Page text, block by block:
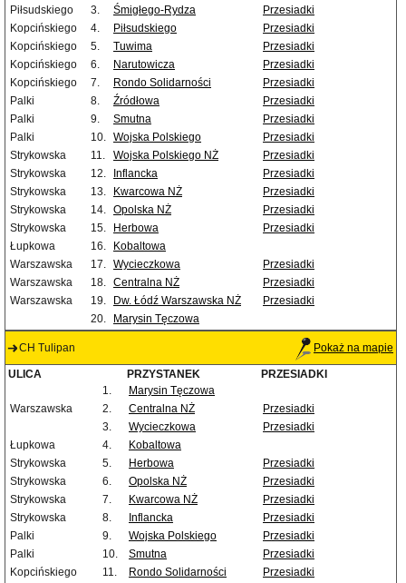
Piłsudskiego
3. Śmigłego-Rydza
Przesiadki
Kopcińskiego
4. Piłsudskiego
Przesiadki
Kopcińskiego
5. Tuwima
Przesiadki
Kopcińskiego
6. Narutowicza
Przesiadki
Kopcińskiego
7. Rondo Solidarności
Przesiadki
Palki
8. Źródłowa
Przesiadki
Palki
9. Smutna
Przesiadki
Palki
10. Wojska Polskiego
Przesiadki
Strykowska
11. Wojska Polskiego NŻ
Przesiadki
Strykowska
12. Inflancka
Przesiadki
Strykowska
13. Kwarcowa NŻ
Przesiadki
Strykowska
14. Opolska NŻ
Przesiadki
Strykowska
15. Herbowa
Przesiadki
Łupkowa
16.
Kobaltowa
Warszawska
17. Wycieczkowa
Przesiadki
Warszawska
18. Centralna NŻ
Przesiadki
Warszawska
19. Dw. Łódź Warszawska NŻ
Przesiadki
20.
Marysin Tęczowa
CH Tulipan Pokaż na mapie
ULICA PRZYSTANEK
PRZESIADKI
1.
Marysin Tęczowa
Warszawska
2. Centralna NŻ
Przesiadki
3.
Wycieczkowa
Przesiadki
Łupkowa
4.
Kobaltowa
Strykowska
5. Herbowa
Przesiadki
Strykowska
6. Opolska NŻ
Przesiadki
Strykowska
7. Kwarcowa NŻ
Przesiadki
Strykowska
8. Inflancka
Przesiadki
Palki
9. Wojska Polskiego
Przesiadki
Palki
10. Smutna
Przesiadki
Kopcińskiego
11. Rondo Solidarności Przesiadki